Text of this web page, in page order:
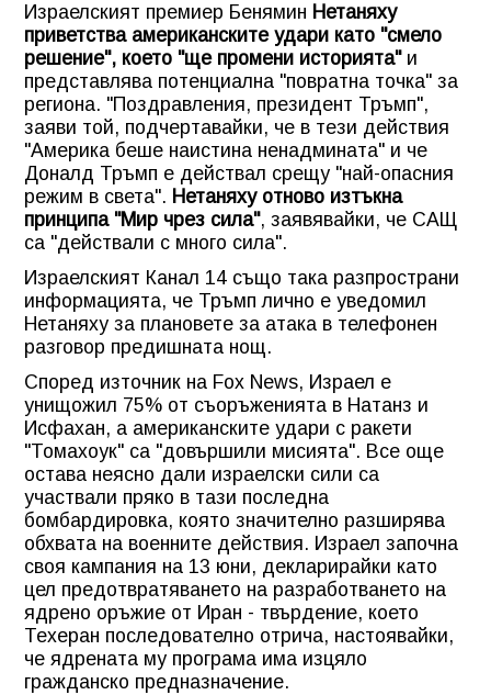
Израелският премиер Бенямин Нетаняху
приветства американските удари като "смело
решение", което "ще промени историята"и
представлява потенциална "повратна точка" за
региона. "Поздравления, президент Тръмп",
заяви той, подчертавайки, че в тези действия
"Америка беше наистина ненадмината" и че
Доналд Тръмп е действал срещу "най-опасния
режим в света". Нетаняху отново изтъкна
принципа "Мир чрез сила", заявявайки, че САЩ
са "действали с много сила".
Израелският Канал 14 също така разпространи
информацията, че Тръмп лично е уведомил
Нетаняху за плановете за атака в телефонен
разговор предишната нощ.
Според източник на Fox News, Израел е
унищожил 75% от съоръженията в Натанз и
Исфахан, а американските удари с ракети
"Томахоук" са "довършили мисията". Все още
остава неясно дали израелски сили са
участвали пряко в тази последна
бомбардировка, която значително разширява
обхвата на военните действия. Израел започна
своя кампания на 13 юни, декларирайки като
цел предотвратяването на разработването на
ядрено оръжие от Иран - твърдение, което
Техеран последователно отрича, настоявайки,
че ядрената му програма има изцяло
гражданско предназначение.